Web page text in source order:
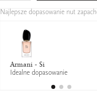
Najlepsze dopasowanie nut
Armani - Si
Idealne dopasowanie